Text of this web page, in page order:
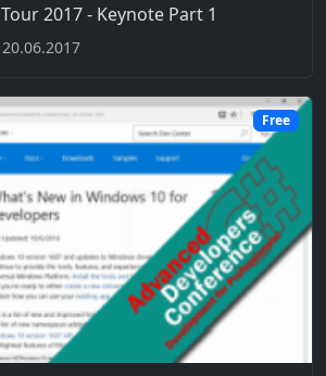
2017 - Keynote Part 1
20.06.2017
Free